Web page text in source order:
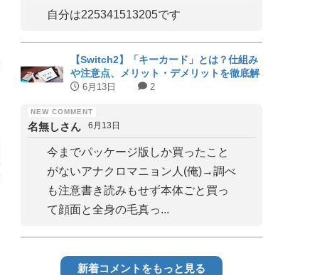
自分は225341513205です
【Switch2】「キーカード」とは？仕組み
や注意点、メリット・デメリットを徹底解
説｜対応タイトルまとめ
6月13日 2
名無しさん 6月13日
今までパッケージ版しか買ったこと
がないアナクロマニョン人(俺)→調べ
も注意書き読みもせず本体ごと買っ
て顔面と全身の毛真っ...
新着コメントをもっと見る